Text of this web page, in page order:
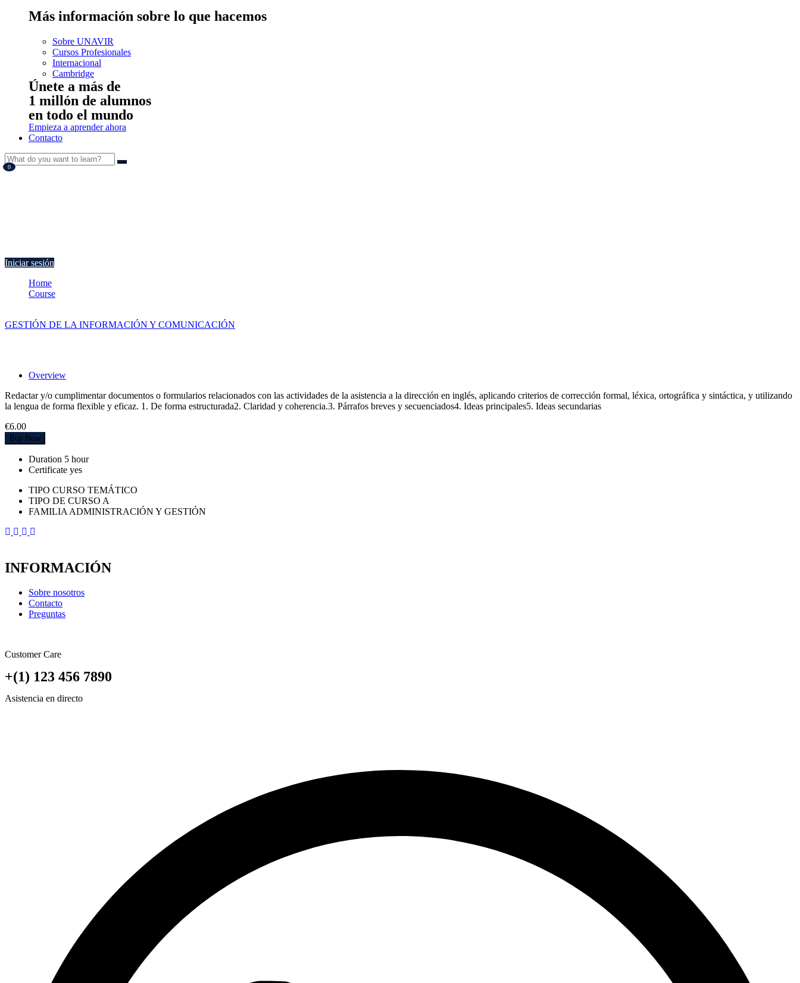
Más información sobre lo que hacemos
Sobre UNAVIR
Cursos Profesionales
Internacional
Cambridge
Únete a más de
1 millón de alumnos
en todo el mundo
Empieza a aprender ahora
Contacto
0
Iniciar sesión
Home
Course
GESTIÓN DE LA INFORMACIÓN Y COMUNICACIÓN
Overview
Redactar y/o cumplimentar documentos o formularios relacionados con las actividades de la asistencia a la dirección en inglés, aplicando criterios de corrección formal, léxica, ortográfica y sintáctica, y utilizando
la lengua de forma flexible y eficaz. 1. De forma estructurada2. Claridad y coherencia.3. Párrafos breves y secuenciados4. Ideas principales5. Ideas secundarias
€6.00
Buy Now
Duration 5 hour
Certificate yes
TIPO CURSO TEMÁTICO
TIPO DE CURSO A
FAMILIA ADMINISTRACIÓN Y GESTIÓN
INFORMACIÓN
Sobre nosotros
Contacto
Preguntas
Customer Care
+(1) 123 456 7890
Asistencia en directo